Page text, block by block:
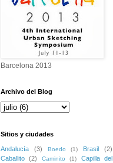
Barcelona 2013
Archivo del Blog
Sitios y ciudades
Andalucía (3) Boedo (1) Brasil
(2)
Caballito
(2) Caminito (1)
Capilla del